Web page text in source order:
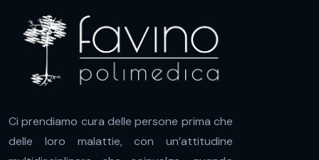
Ci prendiamo cura delle persone prima che
delle loro malattie, con un’attitudine